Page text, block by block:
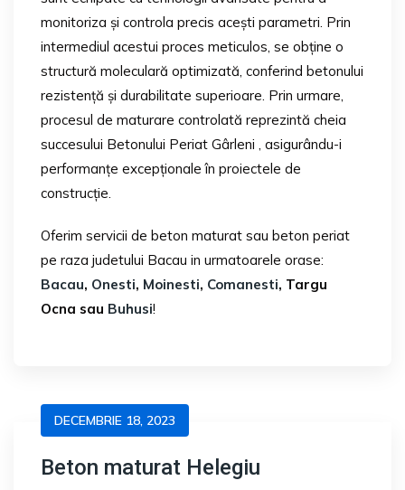
monitoriza și controla precis acești parametri. Prin
intermediul acestui proces meticulos, se obține o
structură moleculară optimizată, conferind betonului
rezistență și durabilitate superioare. Prin urmare,
procesul de maturare controlată reprezintă cheia
succesului Betonului Periat Gârleni , asigurându-i
performanțe excepționale în proiectele de
construcție.
Oferim servicii de beton maturat sau beton periat
pe raza judetului Bacau in urmatoarele orase:
Bacau, Onesti, Moinesti, Comanesti, Targu
Ocna sau Buhusi!
DECEMBRIE 18, 2023
Beton maturat Helegiu